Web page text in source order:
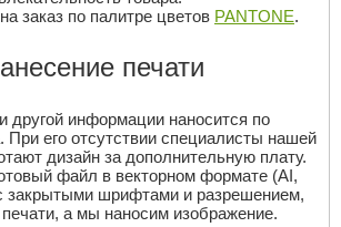
заказ по палитре цветов PANTONE.
печати
другой информации наносится по
При его отсутствии специалисты нашей
дизайн за дополнительную плату.
файл в векторном формате (AI,
закрытыми шрифтами и разрешением,
а мы наносим изображение.